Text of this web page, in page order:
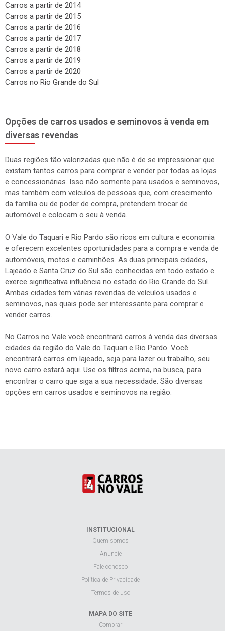
Carros a partir de 2014
Carros a partir de 2015
Carros a partir de 2016
Carros a partir de 2017
Carros a partir de 2018
Carros a partir de 2019
Carros a partir de 2020
Carros no Rio Grande do Sul
Opções de carros usados e seminovos à venda em
diversas revendas
Duas regiões tão valorizadas que não é de se impressionar que
existam tantos carros para comprar e vender por todas as lojas
e concessionárias. Isso não somente para usados e seminovos,
mas também com veículos de pessoas que, com crescimento
da família ou de poder de compra, pretendem trocar de
automóvel e colocam o seu à venda.
O Vale do Taquari e Rio Pardo são ricos em cultura e economia
e oferecem excelentes oportunidades para a compra e venda de
automóveis, motos e caminhões. As duas principais cidades,
Lajeado e Santa Cruz do Sul são conhecidas em todo estado e
exerce significativa influência no estado do Rio Grande do Sul.
Ambas cidades tem várias revendas de veículos usados e
seminovos, nas quais pode ser interessante para comprar e
vender carros.
No Carros no Vale você encontrará carros à venda das diversas
cidades da região do Vale do Taquari e Rio Pardo. Você
encontrará carros em lajeado, seja para lazer ou trabalho, seu
novo carro estará aqui. Use os filtros acima, na busca, para
encontrar o carro que siga a sua necessidade. São diversas
opções em carros usados e seminovos na região.
INSTITUCIONAL
Quem somos
Anuncie
Fale conosco
Política de Privacidade
Termos de uso
MAPA DO SITE
Comprar